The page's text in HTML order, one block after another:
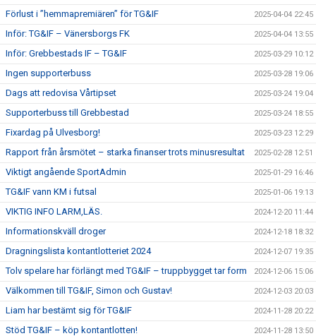
Förlust i ”hemmapremiären” för TG&IF 2025-04-04 22:45
Inför: TG&IF – Vänersborgs FK 2025-04-04 13:55
Inför: Grebbestads IF – TG&IF 2025-03-29 10:12
Ingen supporterbuss 2025-03-28 19:06
Dags att redovisa Vårtipset 2025-03-24 19:04
Supporterbuss till Grebbestad 2025-03-24 18:55
Fixardag på Ulvesborg! 2025-03-23 12:29
Rapport från årsmötet – starka finanser trots minusresultat 2025-02-28 12:51
Viktigt angående SportAdmin 2025-01-29 16:46
TG&IF vann KM i futsal 2025-01-06 19:13
VIKTIG INFO LARM,LÄS. 2024-12-20 11:44
Informationskväll droger 2024-12-18 18:32
Dragningslista kontantlotteriet 2024 2024-12-07 19:35
Tolv spelare har förlängt med TG&IF – truppbygget tar form 2024-12-06 15:06
Välkommen till TG&IF, Simon och Gustav! 2024-12-03 20:03
Liam har bestämt sig för TG&IF 2024-11-28 20:22
Stöd TG&IF – köp kontantlotten! 2024-11-28 13:50